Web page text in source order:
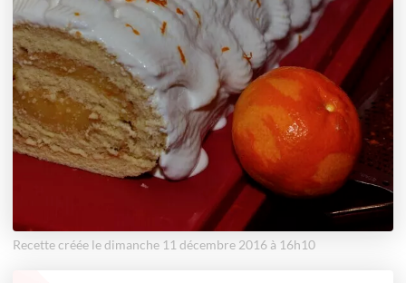
Recette créée le dimanche 11 décembre 2016 à 16h10